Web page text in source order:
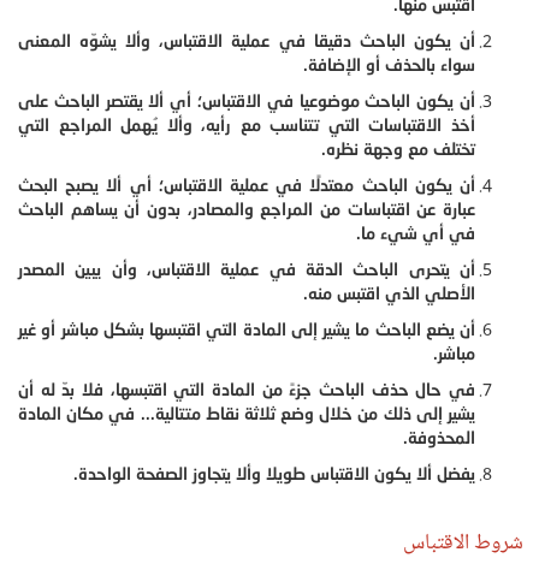
أن يكون الباحث دقيقا في عملية الاقتباس، وألا يشوّه المعنى
سواء بالحذف أو الإضافة.
أن يكون الباحث موضوعيا في الاقتباس؛ أي ألا يقتصر الباحث على
أخذ الاقتباسات التي تتناسب مع رأيه، وألا يُهمل المراجع التي
تختلف مع وجهة نظره.
أن يكون الباحث معتدلًا في عملية الاقتباس؛ أي ألا يصبح البحث
عبارة عن اقتباسات من المراجع والمصادر، بدون أن يساهم الباحث
في أي شيء ما.
أن يتحرى الباحث الدقة في عملية الاقتباس، وأن يبين المصدر
الأصلي الذي اقتبس منه.
أن يضع الباحث ما يشير إلى المادة التي اقتبسها بشكل مباشر أو غير
مباشر.
في حال حذف الباحث جزءً من المادة التي اقتبسها، فلا بدّ له أن
يشير إلى ذلك من خلال وضع ثلاثة نقاط متتالية... في مكان المادة
المحذوفة.
يفضل ألا يكون الاقتباس طويلا وألا يتجاوز الصفحة الواحدة.
شروط الاقتباس